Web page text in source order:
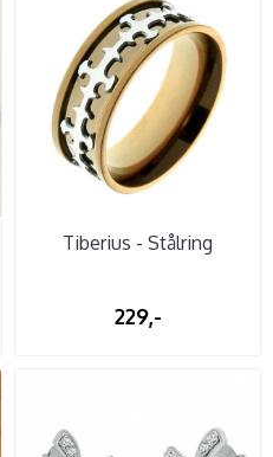
Tiberius - Stålring
229,-